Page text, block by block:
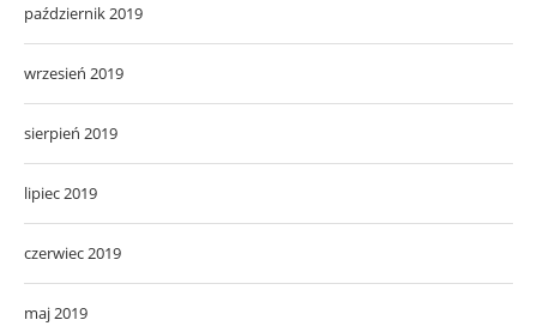
październik 2019
wrzesień 2019
sierpień 2019
lipiec 2019
czerwiec 2019
maj 2019